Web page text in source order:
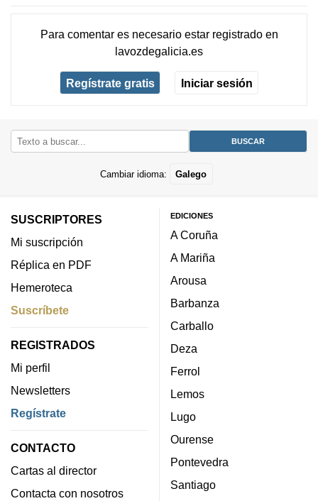
Para comentar es necesario estar registradoen
lavozdegalicia.es
Regístrate gratis Iniciar sesión
Cambiar idioma: Galego
SUSCRIPTORES
Mi suscripción
Réplica en PDF
Hemeroteca
Suscríbete
REGISTRADOS
Mi perfil
Newsletters
Regístrate
CONTACTO
Cartas al director
Contacta con nosotros
EDICIONES
A Coruña
A Mariña
Arousa
Barbanza
Carballo
Deza
Ferrol
Lemos
Lugo
Ourense
Pontevedra
Santiago